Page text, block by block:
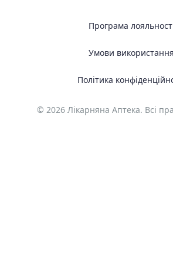
© 2026 Лікарняна Аптека. Всі
Програма
Умови використання
Політика